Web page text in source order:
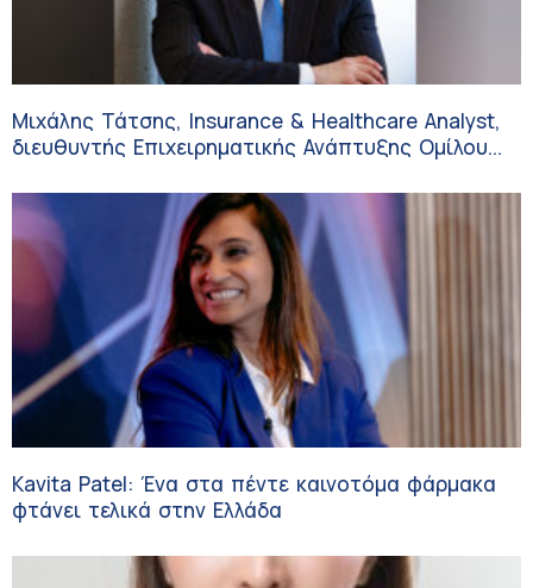
Μιχάλης Τάτσης, Insurance & Healthcare Analyst,
διευθυντής Επιχειρηματικής Ανάπτυξης Ομίλου
Kavita Patel: Ένα στα πέντε καινοτόμα φάρμακα
φτάνει τελικά στην Ελλάδα